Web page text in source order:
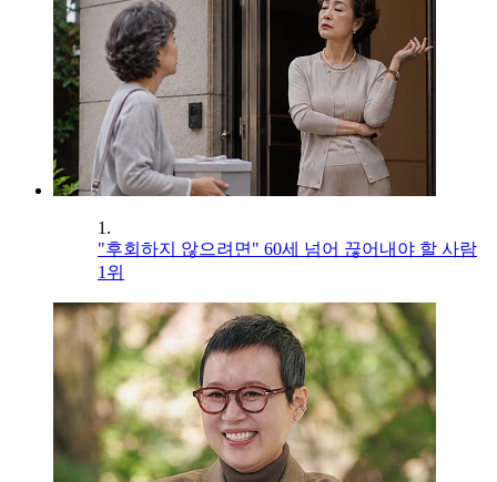
1.
"후회하지 않으려면" 60세 넘어 끊어내야 할 사람
1위